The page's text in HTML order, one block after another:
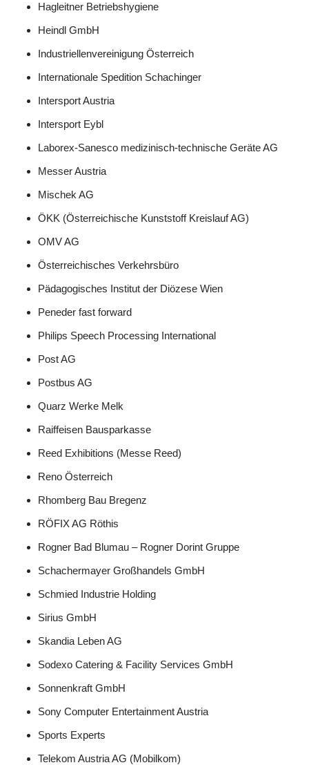
Hagleitner Betriebshygiene
Heindl GmbH
Industriellenvereinigung Österreich
Internationale Spedition Schachinger
Intersport Austria
Intersport Eybl
Laborex-Sanesco medizinisch-technische Geräte AG
Messer Austria
Mischek AG
ÖKK (Österreichische Kunststoff Kreislauf AG)
OMV AG
Österreichisches Verkehrsbüro
Pädagogisches Institut der Diözese Wien
Peneder fast forward
Philips Speech Processing International
Post AG
Postbus AG
Quarz Werke Melk
Raiffeisen Bausparkasse
Reed Exhibitions (Messe Reed)
Reno Österreich
Rhomberg Bau Bregenz
RÖFIX AG Röthis
Rogner Bad Blumau – Rogner Dorint Gruppe
Schachermayer Großhandels GmbH
Schmied Industrie Holding
Sirius GmbH
Skandia Leben AG
Sodexo Catering & Facility Services GmbH
Sonnenkraft GmbH
Sony Computer Entertainment Austria
Sports Experts
Telekom Austria AG (Mobilkom)